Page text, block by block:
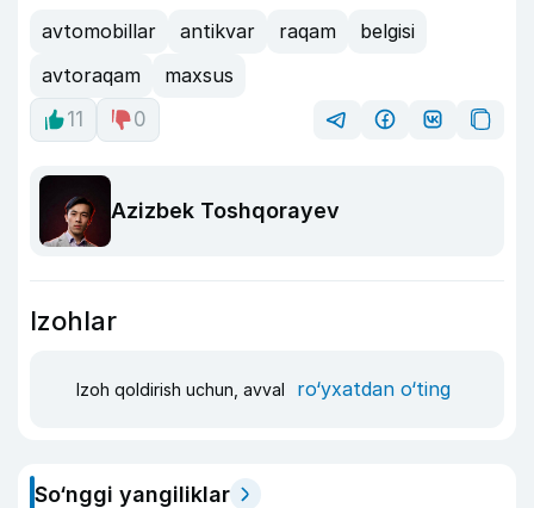
avtomobillar antikvar raqam
belgisi
avtoraqam
maxsus
11
0
Azizbek Toshqorayev
Izohlar
Izoh qoldirish uchun, avval ro‘yxatdan o‘ting
So‘nggi yangiliklar